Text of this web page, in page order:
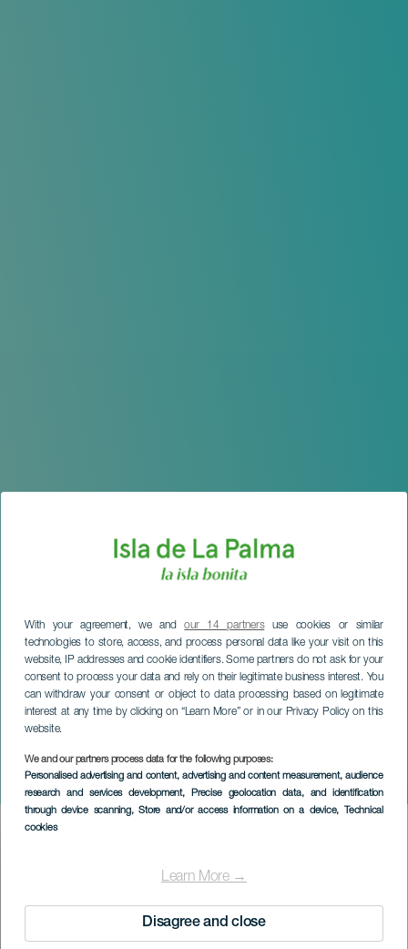
With your agreement, we andour 14 partnersuse cookies or similar
technologies to store, access, and process personal data like your visit on this
website, IP addresses and cookie identifiers. Some partners do not ask for your
consent to process your data and rely on their legitimate business interest. You
can withdraw your consent or object to data processing based on legitimate
interest at any time by clicking on “Learn More” or in our Privacy Policy on this
website.
We and our partners process data for the following purposes:
Personalised advertising and content, advertising and content measurement, audience
research and services development, Precise geolocation data, and identification
through device scanning, Store and/or access information on a device, Technical
cookies
Learn More →
Disagree and close
Karnevalspinat
LA PALMA
Imagen